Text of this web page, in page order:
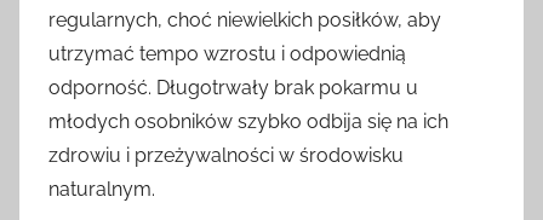
regularnych, choć niewielkich posiłków, aby
utrzymać tempo wzrostu i odpowiednią
odporność. Długotrwały brak pokarmu u
młodych osobników szybko odbija się na ich
zdrowiu i przeżywalności w środowisku
naturalnym.